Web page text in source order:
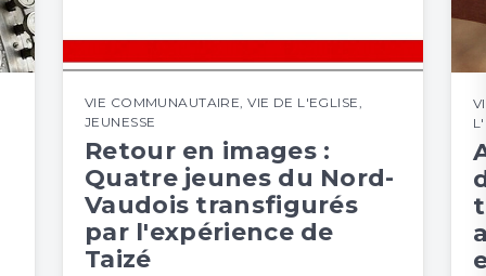
VIE COMMUNAUTAIRE,VIE DE L'EGLISE,
JEUNESSE
Retour en images :
Quatre jeunes du Nord-
Vaudois transfigurés
par l'expérience de
Taizé